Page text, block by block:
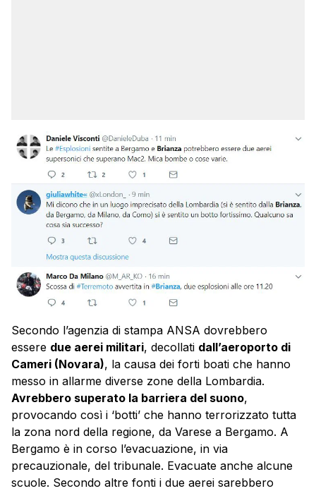
Secondo l’agenzia di stampa ANSA dovrebbero
essere due aerei militari, decollati dall’aeroporto di
Cameri (Novara), la causa dei forti boati che hanno
messo in allarme diverse zone della Lombardia.
Avrebbero superato la barriera del suono,
provocando così i ‘botti’ che hanno terrorizzato tutta
la zona nord della regione, da Varese a Bergamo. A
Bergamo è in corso l’evacuazione, in via
precauzionale, del tribunale. Evacuate anche alcune
scuole. Secondo altre fonti i due aerei sarebbero